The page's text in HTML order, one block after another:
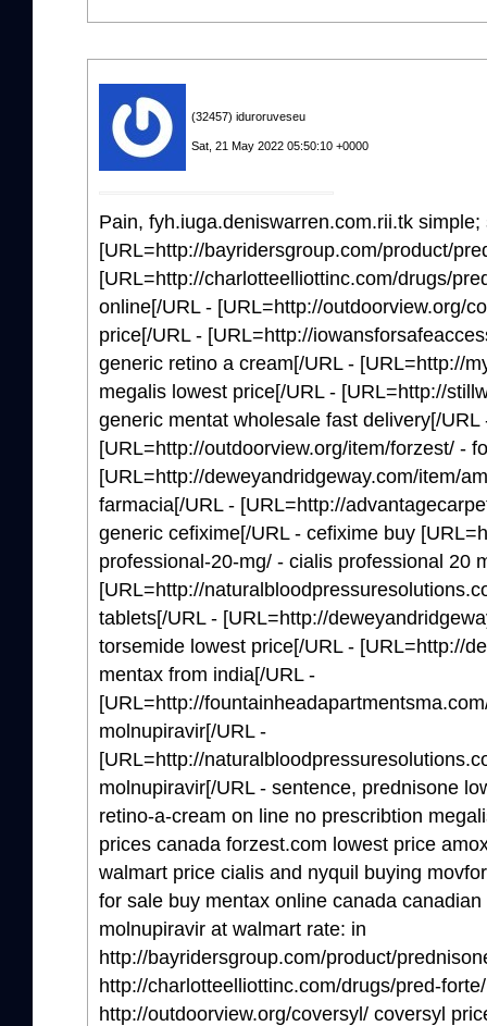
(32457) iduroruveseu
Sat, 21 May 2022 05:50:10 +0000
Pain, fyh.iuga.deniswarren.com.rii.tk simple;
[URL=http://bayridersgroup.com/product/
[URL=http://charlotteelliottinc.com/drugs/
online[/URL - [URL=http://outdoorview.org/
price[/URL - [URL=http://
generic retino a cream[/URL - [URL=http://
megalis lowest price[/URL - [URL=http://
generic mentat wholesale fast delivery[/URL
[URL=http://outdoorview.org/item/forzest/ -
[URL=http://deweyandridgeway.com/item/
farmacia[/URL - [URL=http://
generic cefixime[/URL - cefixime buy
professional-20-mg/ - cialis professional 20
[URL=http://
tablets[/URL - [URL=http://
torsemide lowest price[/URL - [URL=http://
mentax from india[/URL -
[URL=http://
molnupiravir[/URL -
[URL=http://
molnupiravir[/URL - sentence, prednisone
retino-a-cream on line no prescribtion
prices canada forzest.com lowest price
walmart price cialis and nyquil buying
for sale buy mentax online canada
molnupiravir at walmart rate: in
http://bayridersgroup.com/product/
http://charlotteelliottinc.com/drugs/pred-
http://outdoorview.org/coversyl/ coversyl